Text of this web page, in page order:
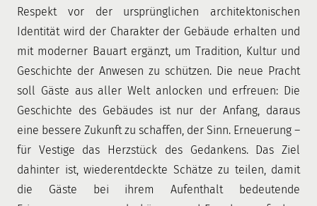
Respekt vor der ursprünglichen architektonischen
Identität wird der Charakter der Gebäude erhalten und
mit moderner Bauart ergänzt, um Tradition, Kultur und
Geschichte der Anwesen zu schützen. Die neue Pracht
soll Gäste aus aller Welt anlocken und erfreuen: Die
Geschichte des Gebäudes ist nur der Anfang, daraus
eine bessere Zukunft zu schaffen, der Sinn. Erneuerung –
für Vestige das Herzstück des Gedankens. Das Ziel
dahinter ist, wiederentdeckte Schätze zu teilen, damit
die Gäste bei ihrem Aufenthalt bedeutende